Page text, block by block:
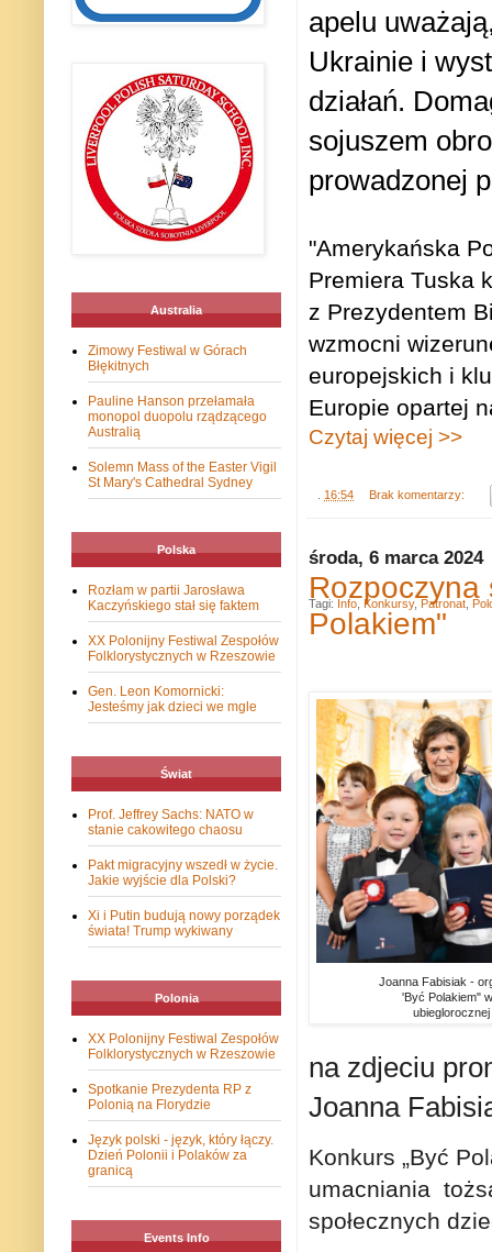
apelu
Ukrainie i
działań.
sojuszem
prowadzonej
"Amerykańska
Premiera Tuska
z Prezydentem
wzmocni
europejskich i
Europie opartej
Czytaj więcej >>
16:54 Brak komentarzy:
środa, 6 marca 2024
Rozpoczyna
Polakiem"
Joanna Fabisiak -
'Być Polakiem"
na zdjeciu
Joanna
Konkurs „Być
umacniania
społecznych
Tagi: Info Konkursy, Patronat
Australia
Zimowy Festiwal w Górach
Błękitnych
Pauline Hanson przełamała
monopol duopolu rządzącego
Australią
Solemn Mass of the Easter Vigil
St Mary's Cathedral Sydney
Polska
Rozłam w partii Jarosława
Kaczyńskiego stał się faktem
XX Polonijny Festiwal Zespołów
Folklorystycznych w Rzeszowie
Gen. Leon Komornicki:
Jesteśmy jak dzieci we mgle
Świat
Prof. Jeffrey Sachs: NATO w
stanie cakowitego chaosu
Pakt migracyjny wszedł w życie.
Jakie wyjście dla Polski?
Xi i Putin budują nowy porządek
świata! Trump wykiwany
Polonia
XX Polonijny Festiwal Zespołów
Folklorystycznych w Rzeszowie
Spotkanie Prezydenta RP z
Polonią na Florydzie
Język polski - język, który łączy.
Dzień Polonii i Polaków za
granicą
Events Info